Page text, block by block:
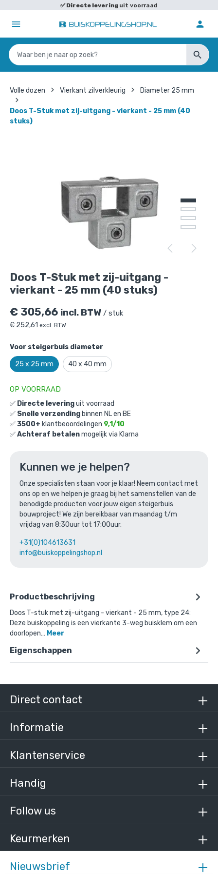
✅Directe levering uit voorraad
Volle dozen Vierkant zilverkleurig Diameter 25 mm
Doos T-Stuk met zij-uitgang - vierkant - 25 mm (40
stuks)
Doos T-Stuk met zij-uitgang -
vierkant - 25 mm (40 stuks)
€ 305,66 incl. BTW / stuk
€ 252,61 excl. BTW
Voor steigerbuis diameter
25 x 25 mm 40 x 40 mm
OP VOORRAAD
✅ Directe leveringuit voorraad
✅ Snelle verzending binnen NL en BE
✅3500+ klantbeoordelingen 9,1/10
✅Achteraf betalenmogelijk via Klarna
Kunnen we je helpen?
Onze specialisten staan voor je klaar! Neem contact met
ons op en we helpen je graag bij het samenstellen van de
benodigde producten voor jouw eigen steigerbuis
bouwproject! We zijn bereikbaar van maandag t/m
vrijdag van 8:30uur tot 17:00uur.
+31(0)104613631
info@buiskoppelingshop.nl
Productbeschrijving
Doos T-stuk met zij-uitgang - vierkant - 25 mm, type 24:
Deze buiskoppeling is een vierkante 3-weg buisklem om een
doorlopen… Meer
Eigenschappen
Doos T-Stuk met zij-uitgang - vierkant -
is toegevoegd aan je
Doos T-Stuk met zij-uitgang -
vierkant - 25 mm (40 stuks)
Productnummer: D101024-25
€305,66 incl. BTW / stuk
€252,61 excl. BTW
of verder winkelen
Bovenstaande product wordt vaak
gecombineerd met:
€ 8,41 incl. BTW
€ 6,95 excl. BTW
Nieuwsbrief
Follow us
Keurmerken
Direct contact
Informatie
Klantenservice
Handig